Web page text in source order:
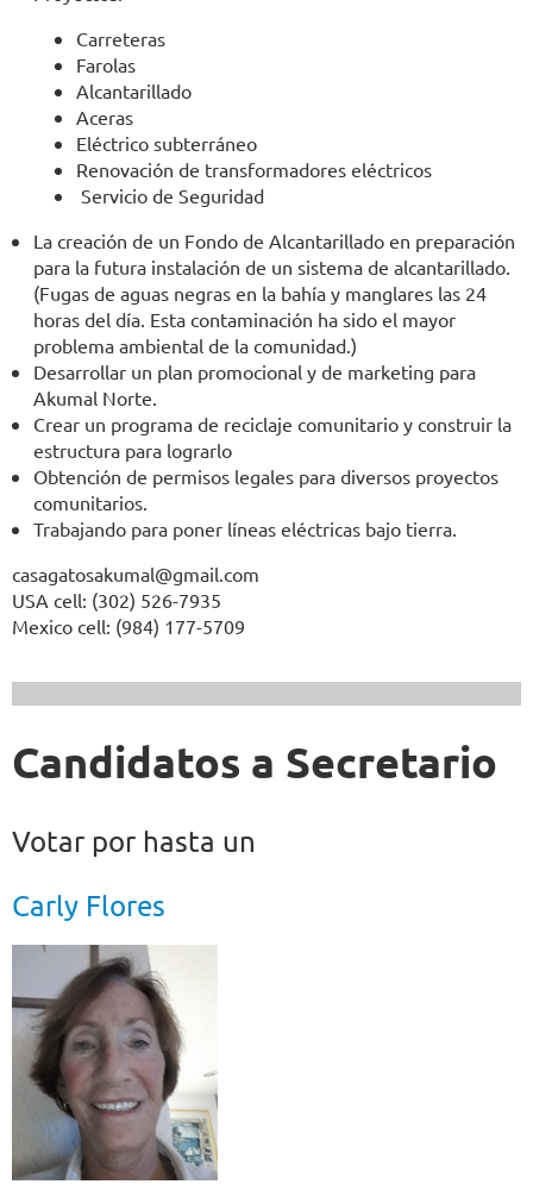
Carreteras
Farolas
Alcantarillado
Aceras
Eléctrico subterráneo
Renovación de transformadores eléctricos
Servicio de Seguridad
La creación de un Fondo de Alcantarillado en preparación
para la futura instalación de un sistema de alcantarillado.
(Fugas de aguas negras en la bahía y manglares las 24
horas del día. Esta contaminación ha sido el mayor
problema ambiental de la comunidad.)
Desarrollar un plan promocional y de marketing para
Akumal Norte.
Crear un programa de reciclaje comunitario y construir la
estructura para lograrlo
Obtención de permisos legales para diversos proyectos
comunitarios.
Trabajando para poner líneas eléctricas bajo tierra.
casagatosakumal@gmail.com
USA cell: (302) 526-7935
Mexico cell: (984) 177-5709
Candidatos a Secretario
Votar por hasta un
Carly Flores